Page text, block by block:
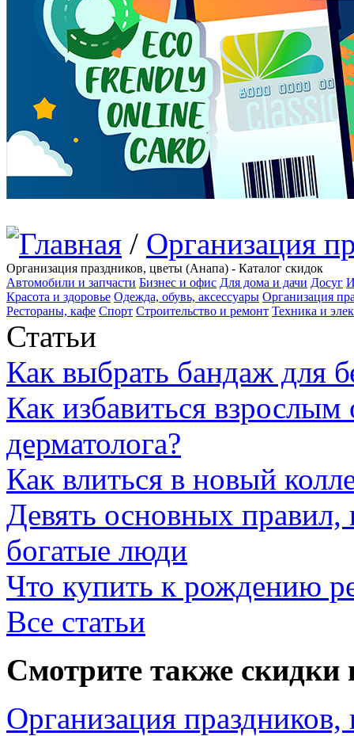
/ Организация
Организация праздников, цветы (Анапа) - Каталог скидок
Автомобили и запчасти Бизнес и офис Для дома и дачи Досуг
Красота и здоровье Одежда, обувь, аксессуары Организация
Рестораны, кафе Спорт Строительство и ремонт Техника и
Статьи
Как выбрать бандаж для
Как избавиться
дерматолога?
Как влиться в новый
Девять основных
богатые люди
Что купить к рождению
Все статьи
Смотрите также скидки
Организация